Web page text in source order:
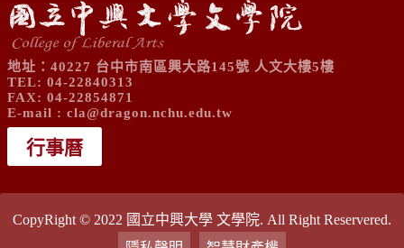
地址：40227 台中市南區興大路145號 人文大樓5樓
TEL: 04-22840313
FAX: 04-22854871
E-mail : cla@dragon.nchu.edu.tw
行事曆
CopyRight © 2022 國立中興大學 文學院. All Right Reservered.